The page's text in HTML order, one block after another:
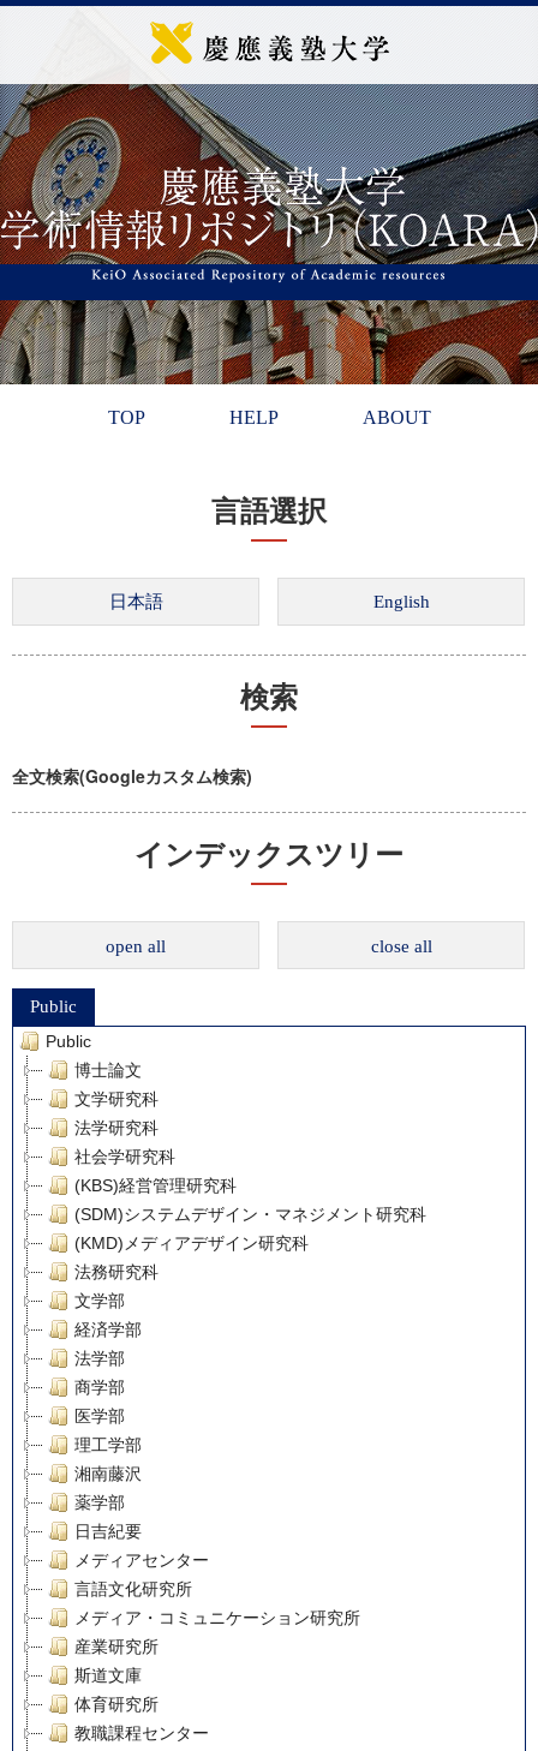
TOP HELP ABOUT
言語選択
検索
全文検索(Googleカスタム検索)
インデックスツリー
open all close all
Public
Public
博士論文
文学研究科
法学研究科
社会学研究科
(KBS)経営管理研究科
(SDM)システムデザイン・マネジメント研究科
(KMD)メディアデザイン研究科
法務研究科
文学部
経済学部
法学部
商学部
医学部
理工学部
湘南藤沢
薬学部
日吉紀要
メディアセンター
言語文化研究所
メディア・コミュニケーション研究所
産業研究所
斯道文庫
体育研究所
教職課程センター